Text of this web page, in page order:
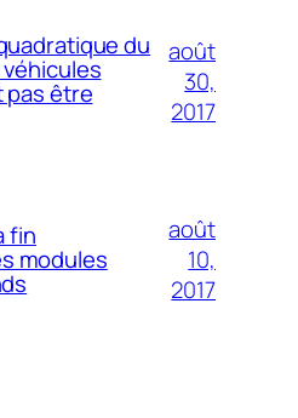
du
pas être
août
30,
2017
fin
modules
août
10,
2017